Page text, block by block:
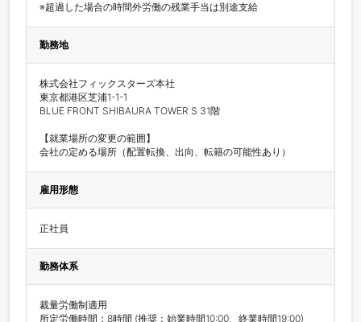
※超過した場合の時間外労働の残業手当は別途支給
勤務地
株式会社フィックスターズ本社
東京都港区芝浦1-1-1
BLUE FRONT SHIBAURA TOWER S 31階
【就業場所の変更の範囲】
会社の定める場所（配置転換、出向、転籍の可能性あり）
雇用形態
正社員
勤務体系
裁量労働制適用
所定労働時間：8時間 (推奨：始業時間10:00、終業時間19:00)